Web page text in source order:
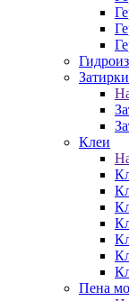
Затирки
Клеи
Пена